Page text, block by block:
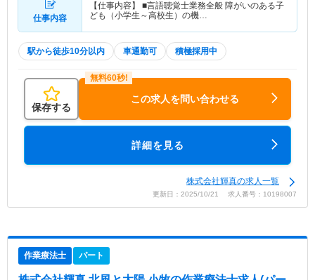
仕事内容
【仕事内容】 ■言語聴覚士業務全般 障がいのある子
ども（小学生～高校生）の機…
駅から徒歩10分以内 車通勤可 積極採用中
保存する
この求人を問い合わせる
詳細を見る
株式会社輝真の求人一覧
更新日：2025/10/21 求人番号：10198007
作業療法士 パート